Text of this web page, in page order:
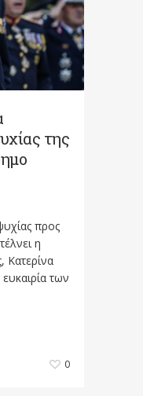
της
προς
η
Κατερίνα
των
0